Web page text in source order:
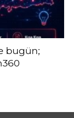
bugün;